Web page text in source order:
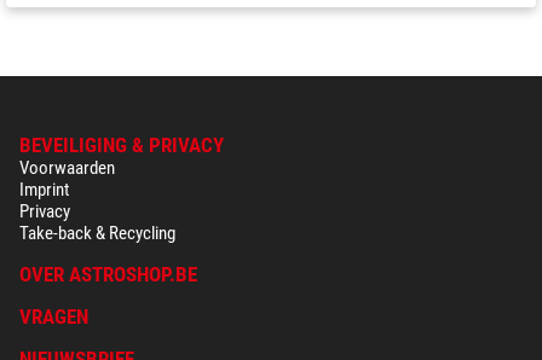
BEVEILIGING & PRIVACY
Voorwaarden
Imprint
Privacy
Take-back & Recycling
OVER ASTROSHOP.BE
VRAGEN